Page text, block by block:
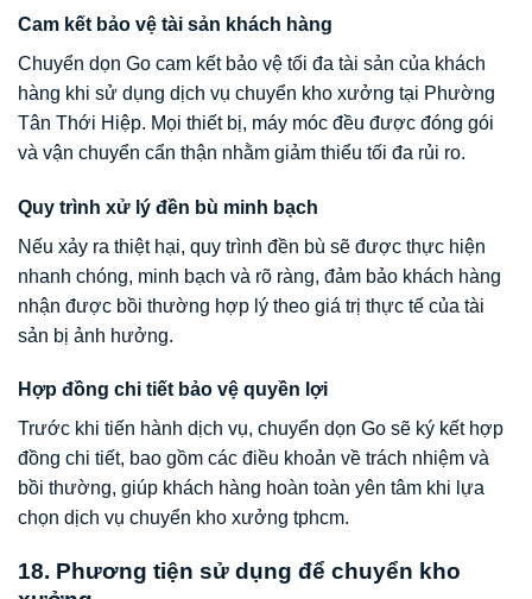
Cam kết bảo vệ tài sản khách hàng
Chuyển dọn Go cam kết bảo vệ tối đa tài sản của khách
hàng khi sử dụng dịch vụ chuyển kho xưởng tại Phường
Tân Thới Hiệp. Mọi thiết bị, máy móc đều được đóng gói
và vận chuyển cẩn thận nhằm giảm thiểu tối đa rủi ro.
Quy trình xử lý đền bù minh bạch
Nếu xảy ra thiệt hại, quy trình đền bù sẽ được thực hiện
nhanh chóng, minh bạch và rõ ràng, đảm bảo khách hàng
nhận được bồi thường hợp lý theo giá trị thực tế của tài
sản bị ảnh hưởng.
Hợp đồng chi tiết bảo vệ quyền lợi
Trước khi tiến hành dịch vụ, chuyển dọn Go sẽ ký kết hợp
đồng chi tiết, bao gồm các điều khoản về trách nhiệm và
bồi thường, giúp khách hàng hoàn toàn yên tâm khi lựa
chọn dịch vụ chuyển kho xưởng tphcm.
18. Phương tiện sử dụng để chuyển kho